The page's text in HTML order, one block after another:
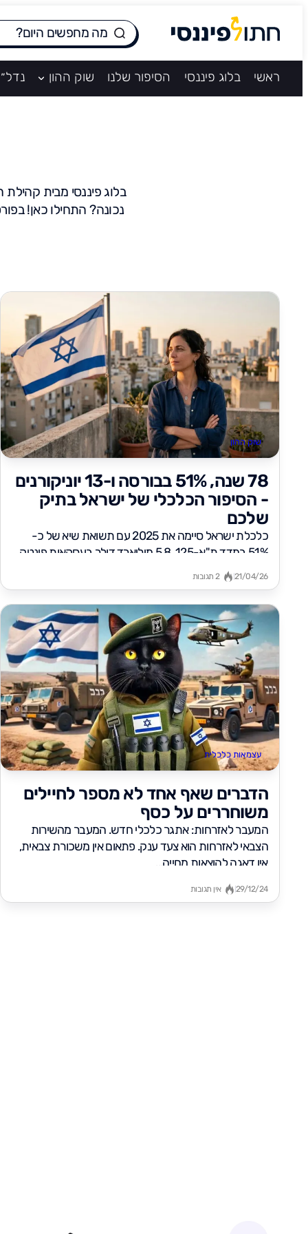
ראשי בלוג פיננסי הסיפור שלנו שוק ההון
נכונה? התחילו כאן!
שוק ההון
78 שנה, 51% בבורסה ו-13 יוניקורנים
- הסיפור הכלכלי של ישראל בתיק
שלכם
כלכלת ישראל סיימה את 2025 עם תשואת שיא של כ-
51% במדד ת"א-125, 5.8 מיליארד דולר בעסקאות פינטק
21/04/26 2 תגובות
עצמאות כלכלית
הדברים שאף אחד לא מספר לחיילים
משוחררים על כסף
המעבר לאזרחות: אתגר כלכלי חדש. המעבר מהשירות
הצבאי לאזרחות הוא צעד ענק. פתאום אין משכורת צבאית,
אין דאגה להוצאות מחייה...
29/12/24 אין תגובות